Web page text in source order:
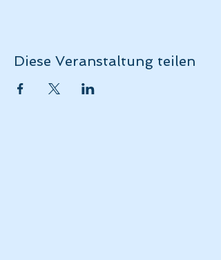
Diese Veranstaltung teilen